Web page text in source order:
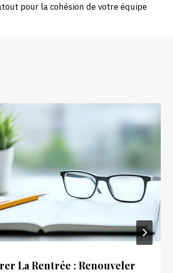
pour la cohésion de votre équipe
La Rentrée : Renouveler